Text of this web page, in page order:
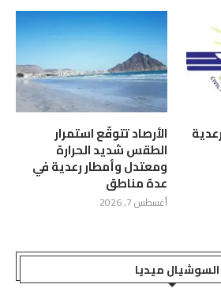
الأرصاد تتوقّع استمرار
الطقس شديد الحرارة
ومعتدل وأمطار رعدية في
عدة مناطق
أغسطس 7, 2026
السوشيال ميديا